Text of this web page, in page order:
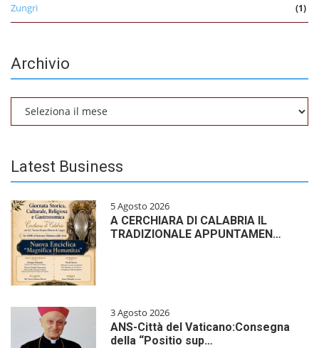
Zungri (1)
Archivio
Archivio
Latest Business
5 Agosto 2026
A CERCHIARA DI CALABRIA IL
TRADIZIONALE APPUNTAMEN…
3 Agosto 2026
ANS-Città del Vaticano:Consegna
della “Positio sup…